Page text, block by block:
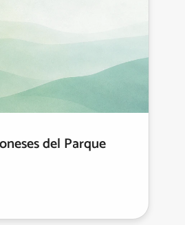
del Parque